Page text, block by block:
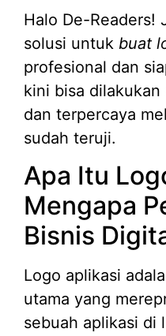
Halo De-Readers!
solusi untuk buat
profesional dan
kini bisa dilakukan
dan terpercaya
sudah teruji.
Apa Itu
Mengapa
Bisnis
Logo aplikasi
utama yang
sebuah aplikasi di